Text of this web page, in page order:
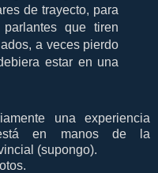
de trayecto, para
que tiren
a veces pierdo
estar en una
una experiencia
en manos de la
(supongo).